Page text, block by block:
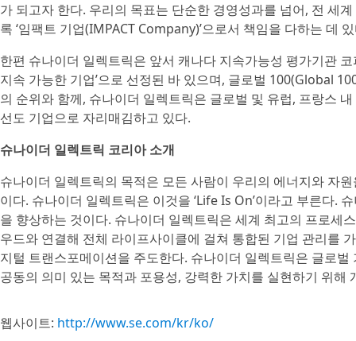
가 되고자 한다. 우리의 목표는 단순한 경영성과를 넘어, 전 세
록 ‘임팩트 기업(IMPACT Company)’으로서 책임을 다하는 데
한편 슈나이더 일렉트릭은 앞서 캐나다 지속가능성 평가기관
지속 가능한 기업’으로 선정된 바 있으며, 글로벌 100(Global
의 순위와 함께, 슈나이더 일렉트릭은 글로벌 및 유럽, 프랑스
선도 기업으로 자리매김하고 있다.
슈나이더 일렉트릭 코리아 소개
슈나이더 일렉트릭의 목적은 모든 사람이 우리의 에너지와 자
이다. 슈나이더 일렉트릭은 이것을 ‘Life Is On’이라고 부른다.
을 향상하는 것이다. 슈나이더 일렉트릭은 세계 최고의 프로세
우드와 연결해 전체 라이프사이클에 걸쳐 통합된 기업 관리를
지털 트랜스포메이션을 주도한다. 슈나이더 일렉트릭은 글로
공동의 의미 있는 목적과 포용성, 강력한 가치를 실현하기 위
웹사이트: http://www.se.com/kr/ko/